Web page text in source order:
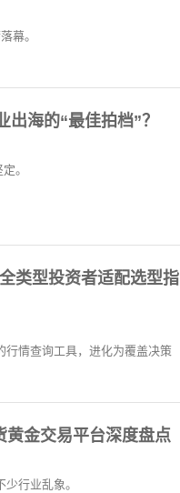
幕。
海的“最佳拍档”？
。
类型投资者适配选型指
行情查询工具，进化为覆盖决策
金交易平台深度盘点
行业乱象。